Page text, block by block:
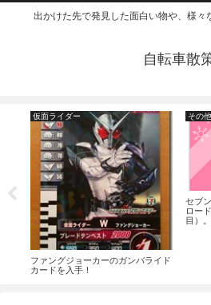
出かけた先で発見した面白い物や、様々
自転車散
仮面ライダー
ファングジョーカーのガンバライド
カードを入手！
その他
セブ
ロー
目）。